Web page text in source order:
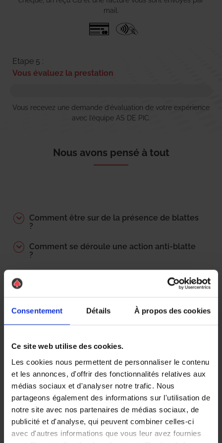
Consentement Détails À propos des cookies
Ce site web utilise des cookies.
Les cookies nous permettent de personnaliser le contenu
et les annonces, d'offrir des fonctionnalités relatives aux
médias sociaux et d'analyser notre trafic. Nous
partageons également des informations sur l'utilisation de
notre site avec nos partenaires de médias sociaux, de
publicité et d'analyse, qui peuvent combiner celles-ci
avec d'autres informations que vous leur avez fournies
mail.
Etape 5 :
Vous évaluez la prestation
Vous recevez une demande d’évaluation de votre expérience
avec l’équipe AS DE PIC.
Nous avons pensé à tout
Comment être sur de la présence de blattes
?
Comment se déroule une action anti-blatte
?
Qui paie les frais de désinsectisation ?
Locataire / propriétaire ?
Où peut on trouver les blattes ? Comment
les détecter ?
Pourquoi cette odeur caractéristique ?
Performance du traitement
Quels sont les délais d’intervention ?